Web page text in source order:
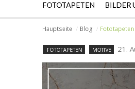
FOTOTAPETEN BILDER
Hauptseite Blog
FOTOTAPETEN MOTIVE 21.